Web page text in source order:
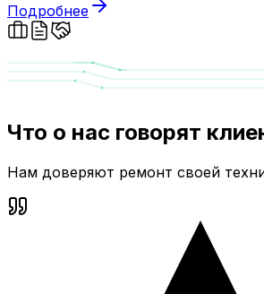
Подробнее
Что о нас говорят
Нам доверяют ремонт своей